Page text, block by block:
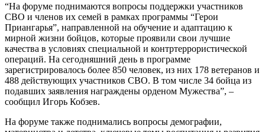
“На форуме поднимаются вопросы поддержки участников
СВО и членов их семей в рамках программы “Герои
Приангарья”, направленной на обучение и адаптацию к
мирной жизни бойцов, которые проявили свои лучшие
качества в условиях специальной и контртеррористической
операций. На сегодняшний день в программе
зарегистрировалось более 850 человек, из них 178 ветеранов и
488 действующих участников СВО. В том числе 34 бойца из
подавших заявления награждены орденом Мужества”, –
сообщил Игорь Кобзев.
На форуме также поднимались вопросы демографии,